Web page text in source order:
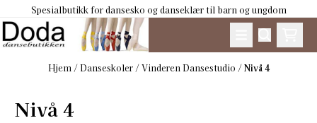
Hopp til innhold
Spesialbutikk for dansesko og danseklær til barn og ungdom
Hjem /Danseskoler /Vinderen Dansestudio /Nivå 4
Nivå 4